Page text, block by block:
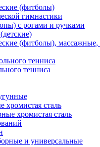
(фитболы)
гимнастики
с рогами и ручками
(фитболы),
тенниса
тенниса
хромистая сталь
хромистая сталь
и универсальные